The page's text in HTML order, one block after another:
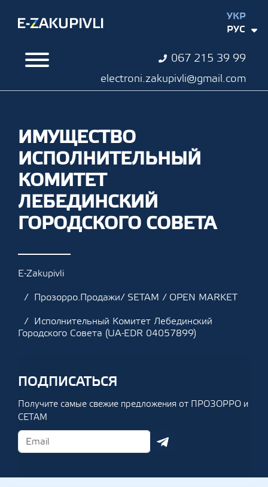
067 215 39 99
electroni.zakupivli@gmail.com
УКР
РУС
ИМУЩЕСТВО
ИСПОЛНИТЕЛЬНЫЙ
КОМИТЕТ
ЛЕБЕДИНСКИЙ
ГОРОДСКОГО СОВЕТА
E-Zakupivli
Прозорро.Продажи/ SETAM / OPEN MARKET
Исполнительный Комитет Лебединский
Городского Совета (UA-EDR 04057899)
ПОДПИСАТЬСЯ
Получите самые свежие предложения от ПРОЗОРРО и
СЕТАМ